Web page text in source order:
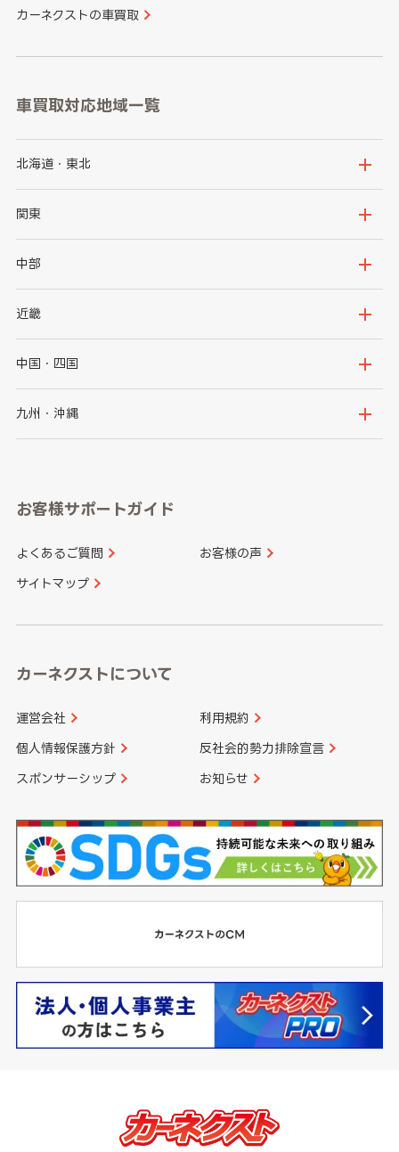
カーネクストの車買取
車買取対応地域一覧
北海道・東北
北海道
岩手県
秋田県
関東
茨城県
群馬県
千葉県
神奈川県
中部
新潟県
石川県
山梨県
愛知県
近畿
大阪府
京都府
和歌山県
中国・四国
鳥取県
山口県
香川県 愛媛県
九州・沖縄
長崎県
大分県 宮崎県
お客様サポートガイド
よくあるご質問 お客様の声
サイトマップ
カーネクストについて
運営会社 利用規約
個人情報保護方針 反社会的勢力排除宣言
スポンサーシップ お知らせ